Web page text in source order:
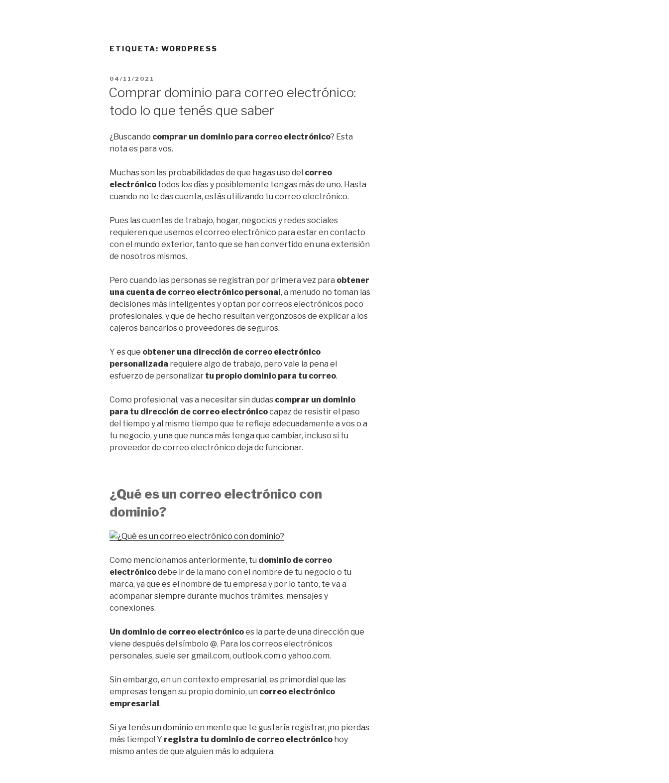
ETIQUETA: WORDPRESS
04/11/2021
Comprar dominio para correo electrónico:
todo lo que tenés que saber
¿Buscando comprar un dominio para correo electrónico? Esta
nota es para vos.
Muchas son las probabilidades de que hagas uso del correo
electrónico todos los días y posiblemente tengas más de uno. Hasta
cuando no te das cuenta, estás utilizando tu correo electrónico.
Pues las cuentas de trabajo, hogar, negocios y redes sociales
requieren que usemos el correo electrónico para estar en contacto
con el mundo exterior, tanto que se han convertido en una extensión
de nosotros mismos.
Pero cuando las personas se registran por primera vez para obtener
una cuenta de correo electrónico personal, a menudo no toman las
decisiones más inteligentes y optan por correos electrónicos poco
profesionales, y que de hecho resultan vergonzosos de explicar a los
cajeros bancarios o proveedores de seguros.
Y es que obtener una dirección de correo electrónico
personalizada requiere algo de trabajo, pero vale la pena el
esfuerzo de personalizar tu propio dominio para tu correo.
Como profesional, vas a necesitar sin dudas comprar un dominio
para tu dirección de correo electrónicocapaz de resistir el paso
del tiempo y al mismo tiempo que te refleje adecuadamente a vos o a
tu negocio, y una que nunca más tenga que cambiar, incluso si tu
proveedor de correo electrónico deja de funcionar.
¿Qué es un correo electrónico con
dominio?
Como mencionamos anteriormente, tu dominio de correo
electrónicodebe ir de la mano con el nombre de tu negocio o tu
marca, ya que es el nombre de tu empresa y por lo tanto, te va a
acompañar siempre durante muchos trámites, mensajes y
conexiones.
Un dominio de correo electrónicoes la parte de una dirección que
viene después del símbolo @. Para los correos electrónicos
personales, suele ser gmail.com, outlook.com o yahoo.com.
Sin embargo, en un contexto empresarial, es primordial que las
empresas tengan su propio dominio, un correo electrónico
empresarial .
Si ya tenés un dominio en mente que te gustaría registrar, ¡no pierdas
más tiempo! Y registra tu dominio de correo electrónico hoy
mismo antes de que alguien más lo adquiera.